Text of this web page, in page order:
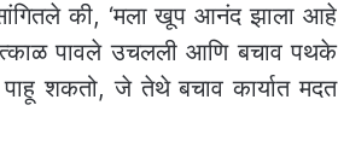
की, ‘मला खूप आनंद झाला आहे
पावले उचलली आणि बचाव पथके
पाहू शकतो, जे तेथे बचाव कार्यात मदत